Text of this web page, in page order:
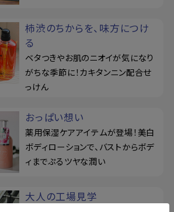
柿渋のちからを、味方につけ
る
ベタつきやお肌のニオイが気になり
がちな季節に！カキタンニン配合せ
っけん
おっぱい想い
薬用保湿ケアアイテムが登場！美白
ボディローションで、バストからボデ
ィまでぷるツヤな潤い
大人の工場見学